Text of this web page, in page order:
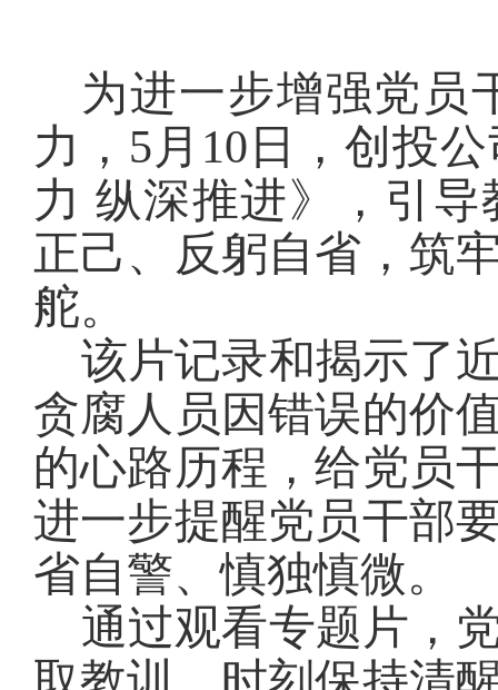
为进一步增强党员
力，5月10日，创投
力 纵深推进》，引
正己、反躬自省，筑
舵。
该片记录和揭示了
贪腐人员因错误的价
的心路历程，给党员
进一步提醒党员干部
省自警、慎独慎微。
通过观看专题片，